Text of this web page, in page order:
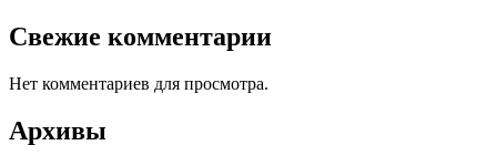
Свежие комментарии
Нет комментариев для просмотра.
Архивы